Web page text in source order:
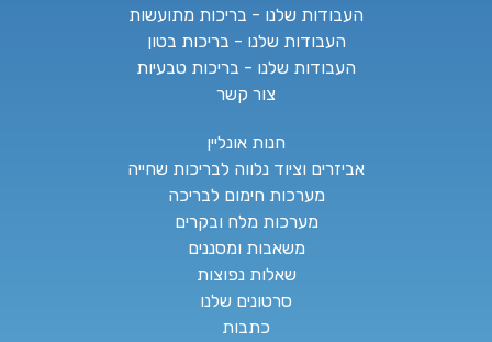
העבודות שלנו - בריכות מתועשות
העבודות שלנו - בריכות בטון
העבודות שלנו - בריכות טבעיות
צור קשר
חנות אונליין
אביזרים וציוד נלווה לבריכות שחייה
מערכות חימום לבריכה
מערכות מלח ובקרים
משאבות ומסננים
שאלות נפוצות
סרטונים שלנו
כתבות